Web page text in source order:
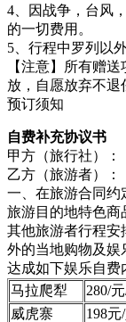
4、因战争，台风
的一切费用。
5、行程中罗列以
【注意】所有赠
放，自愿放弃不退
预订须知
自费补充协议书
甲方（
乙方（旅游者）：
一、在旅游合同约
旅游目的地特色商
其他旅游者行程安
外的当地购物及娱
达成如下娱乐自费
马拉爬犁
280/元
威虎寨
198元/